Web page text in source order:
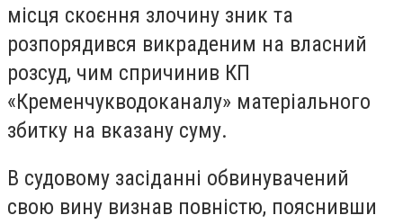
місця скоєння злочину зник та
розпорядився викраденим на власний
розсуд, чим спричинив КП
«Кременчукводоканалу» матеріального
збитку на вказану суму.
В судовому засіданні обвинувачений
свою вину визнав повністю, пояснивши